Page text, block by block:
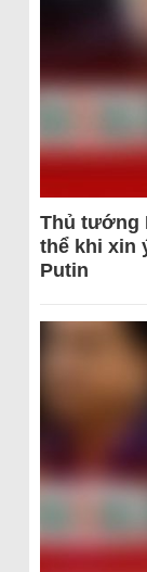
Thủ tướng
thể khi xin
Putin